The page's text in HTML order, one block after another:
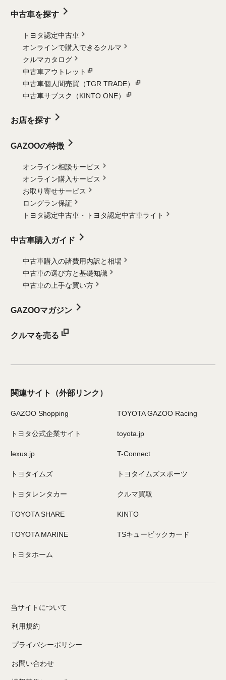
中古車を探す
トヨタ認定中古車
オンラインで購入できるクルマ
クルマカタログ
中古車アウトレット
中古車個人間売買（TGR TRADE）
中古車サブスク（KINTO ONE）
お店を探す
GAZOOの特徴
オンライン相談サービス
オンライン購入サービス
お取り寄せサービス
ロングラン保証
トヨタ認定中古車・
トヨタ認定中古車ライト
中古車購入ガイド
中古車購入の諸費用内訳と相場
中古車の選び方と基礎知識
中古車の上手な買い方
GAZOOマガジン
クルマを売る
関連サイト （外部リンク）
GAZOO Shopping TOYOTA GAZOO Racing
トヨタ公式企業サイト toyota.jp
lexus.jp T-Connect
トヨタイムズ トヨタイムズスポーツ
トヨタレンタカー クルマ買取
TOYOTA SHARE KINTO
TOYOTA MARINE TSキュービックカード
トヨタホーム
当サイトについて
利用規約
プライバシーポリシー
お問い合わせ